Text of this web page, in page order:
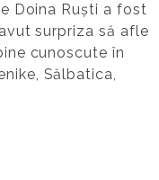
Doina Ruști a fost
surpriza să afle
cunoscute în
Sălbatica,